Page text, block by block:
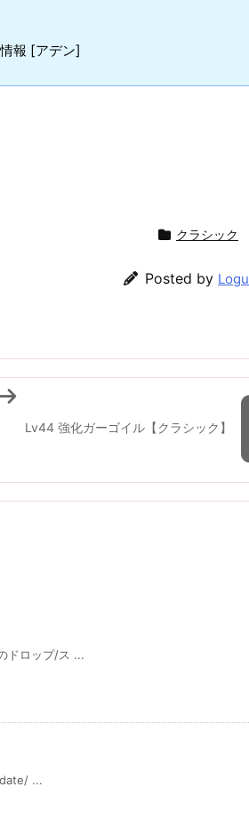
報 [アデン]
クラシック
Posted by Logu
Lv44 強化ガーゴイル【クラシック】
ドロップ/ス ...
...